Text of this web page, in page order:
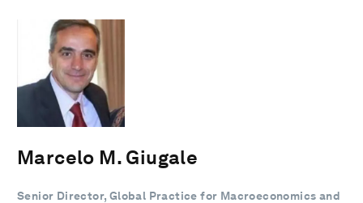
Marcelo M. Giugale
Senior Director, Global Practice for Macroeconomics and